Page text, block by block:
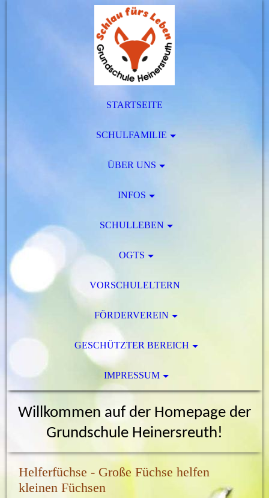
STARTSEITE
SCHULFAMILIE
ÜBER UNS
INFOS
SCHULLEBEN
OGTS
VORSCHULELTERN
FÖRDERVEREIN
GESCHÜTZTER BEREICH
IMPRESSUM
Willkommen auf der Homepage der
Grundschule Heinersreuth!
Helferfüchse - Große Füchse helfen
kleinen Füchsen